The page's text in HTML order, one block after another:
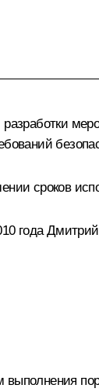
сроков
года